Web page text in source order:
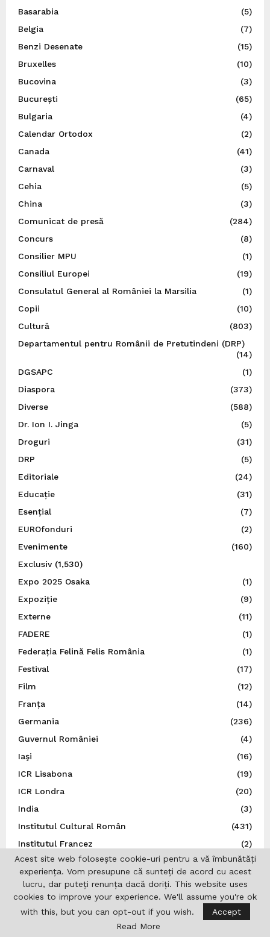
Basarabia
(5)
Belgia
(7)
Benzi Desenate
(15)
Bruxelles
(10)
Bucovina
(3)
București
(65)
Bulgaria
(4)
Calendar Ortodox
(2)
Canada
(41)
Carnaval
(3)
Cehia
(5)
China
(3)
Comunicat de presă
(284)
Concurs
(8)
Consilier MPU
(1)
Consiliul Europei
(19)
Consulatul General al României la Marsilia
(1)
Copii
(10)
Cultură
(803)
Departamentul pentru Românii de Pretutindeni (DRP)
(14)
DGSAPC
(1)
Diaspora
(373)
Diverse
(588)
Dr. Ion I. Jinga
(5)
Droguri
(31)
DRP
(5)
Editoriale
(24)
Educație
(31)
Esențial
(7)
EUROfonduri
(2)
Evenimente
(160)
Exclusiv(1,530)
Expo 2025 Osaka
(1)
Expoziție
(9)
Externe
(11)
FADERE
(1)
Federația Felină Felis România
(1)
Festival
(17)
Film
(12)
Franța
(14)
Germania
(236)
Guvernul României
(4)
Iaşi
(16)
ICR Lisabona
(19)
ICR Londra
(20)
India
(3)
Institutul Cultural Român
(431)
Institutul Francez
(2)
Internațional
(11)
Irlanda
Israel
(18)
Istorie
(44)
Acest site web folosește cookie-uri pentru a vă îmbunătăți
experiența. Vom presupune că sunteți de acord cu acest
lucru, dar puteți renunța dacă doriți. This website uses
cookies to improve your experience. We'll assume you're ok
with this, but you can opt-out if you wish.
Accept
Read More